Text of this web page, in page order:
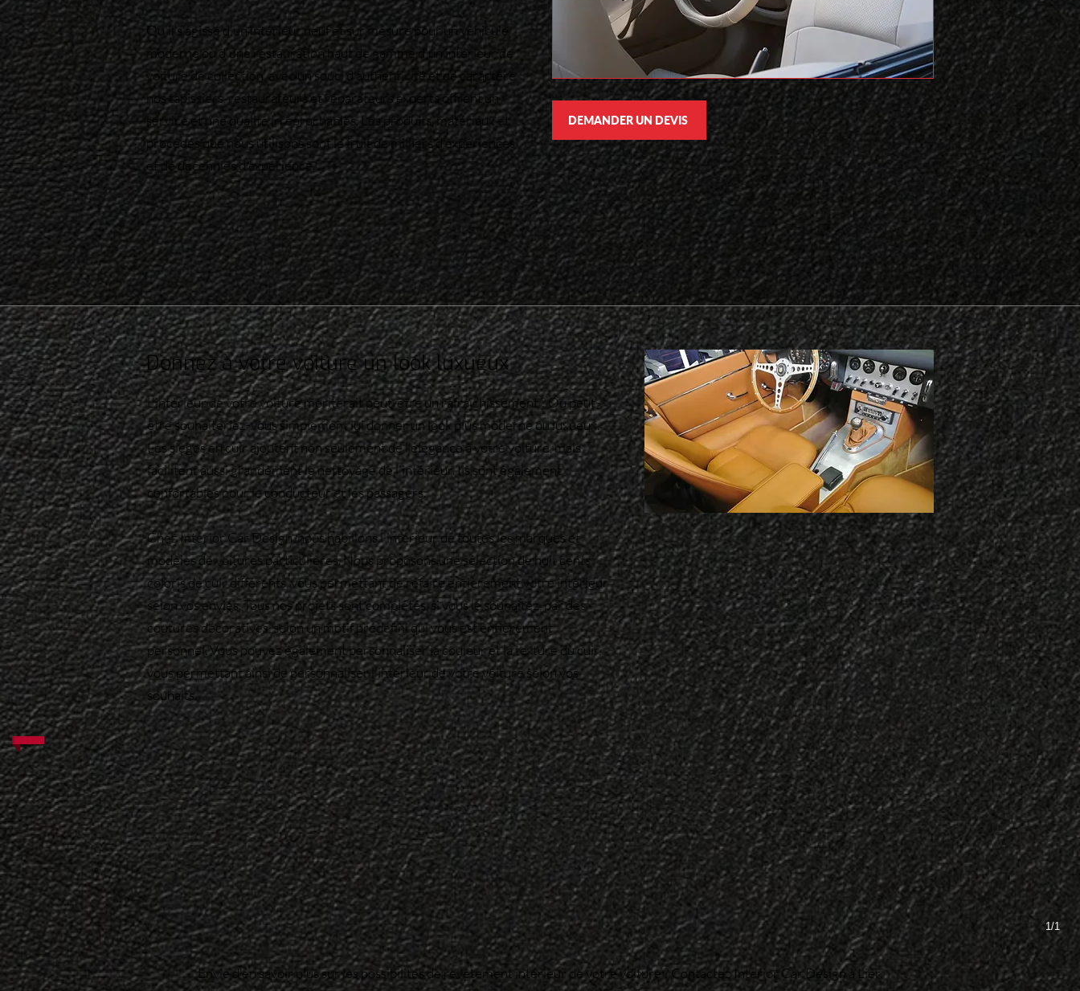
Qu'il s'agisse d'un intérieur neuf et sur mesure pour un véhicule
moderne ou d'une restauration haut de gamme d'un intérieur de
voiture de collection, avec un souci d'authenticité et de caractère,
nos tapissiers, restaurateurs et réparateurs experts offrent un
service et une qualité irréprochables. Les produits, matériaux et
procédés que nous utilisons sont le fruit de milliers d'expériences
et de décennies d'expérience.
DEMANDER UN DEVIS
Donnez à votre voiture un look luxueux
L'intérieur de votre voiture mériterait peut-être un rafraîchissement ? Ou peut-
être souhaiteriez-vous simplement lui donner un look plus moderne ou luxueux.
Les sièges en cuir ajoutent non seulement de l'élégance à votre voiture, mais
facilitent aussi grandement le nettoyage de l'intérieur. Ils sont également
confortables pour le conducteur et les passagers.
Chez Interior Car Design, nous habillons l'intérieur de toutes les marques et
modèles de voitures particulières. Nous proposons une sélection de huit cents
coloris de cuir différents, vous permettant de refaire entièrement votre intérieur
selon vos envies. Tous nos projets sont complétés, si vous le souhaitez, par des
coutures décoratives, selon un motif prédéfini qui vous est entièrement
personnel. Vous pouvez également personnaliser la couleur et la texture du cuir,
vous permettant ainsi de personnaliser l'intérieur de votre voiture selon vos
souhaits.
1/1
Envie d'en savoir plus sur les possibilités de revêtement intérieur de votre voiture ? Contactez Interior Car Design à Lier.